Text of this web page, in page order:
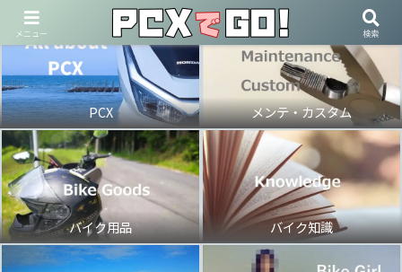
PCX メンテ・カスタム
バイク用品 バイク知識
メニュー 検索